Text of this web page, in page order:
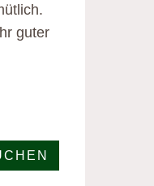
guter